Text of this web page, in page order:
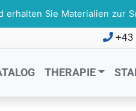
erhalten Sie Materialien zur
THERAPIE